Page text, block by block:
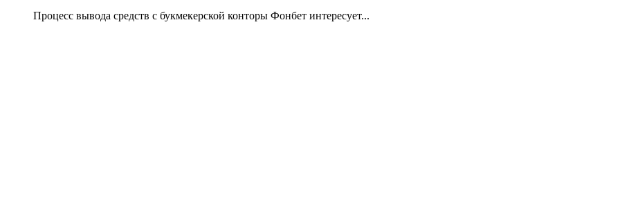
Процесс вывода средств с букмекерской конторы Фонбет интересует...